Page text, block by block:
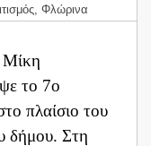
, Φλώρινα
Μίκη
το 7ο
πλαίσιο του
δήμου. Στη